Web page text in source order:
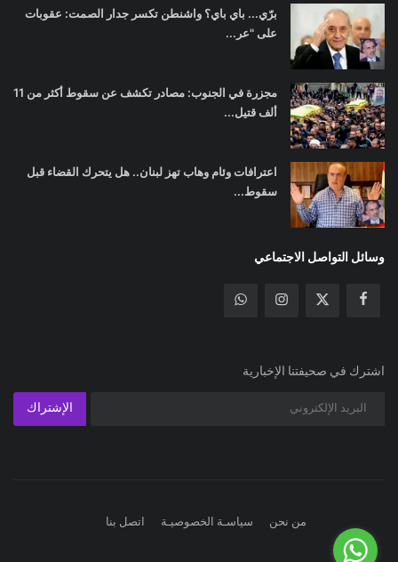
برّي... باي باي؟ واشنطن تكسر جدار الصمت: عقوبات
على "عر...
مجزرة في الجنوب: مصادر تكشف عن سقوط أكثر من 11
ألف قتيل...
اعترافات وئام وهاب تهز لبنان.. هل يتحرك القضاء قبل
سقوط...
وسائل التواصل الاجتماعي
اشترك في صحيفتنا الإخبارية
الإشتراك
من نحن سياسـة الخصوصيـة اتصل بنا